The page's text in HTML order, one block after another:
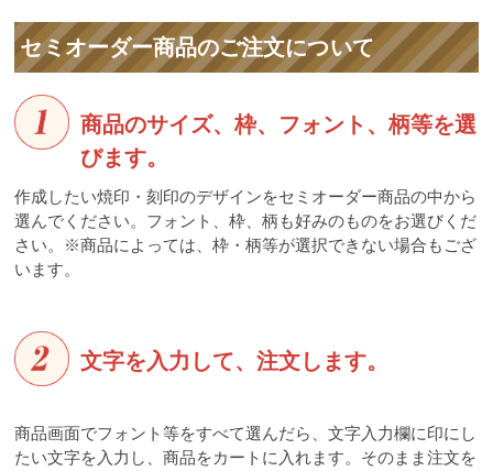
セミオーダー商品のご注文について
商品のサイズ、枠、フォント、柄等を選
びます。
作成したい焼印・刻印のデザインをセミオーダー商品の中から
選んでください。フォント、枠、柄も好みのものをお選びくだ
さい。※商品によっては、枠・柄等が選択できない場合もござ
います。
文字を入力して、注文します。
商品画面でフォント等をすべて選んだら、文字入力欄に印にし
たい文字を入力し、商品をカートに入れます。そのまま注文を